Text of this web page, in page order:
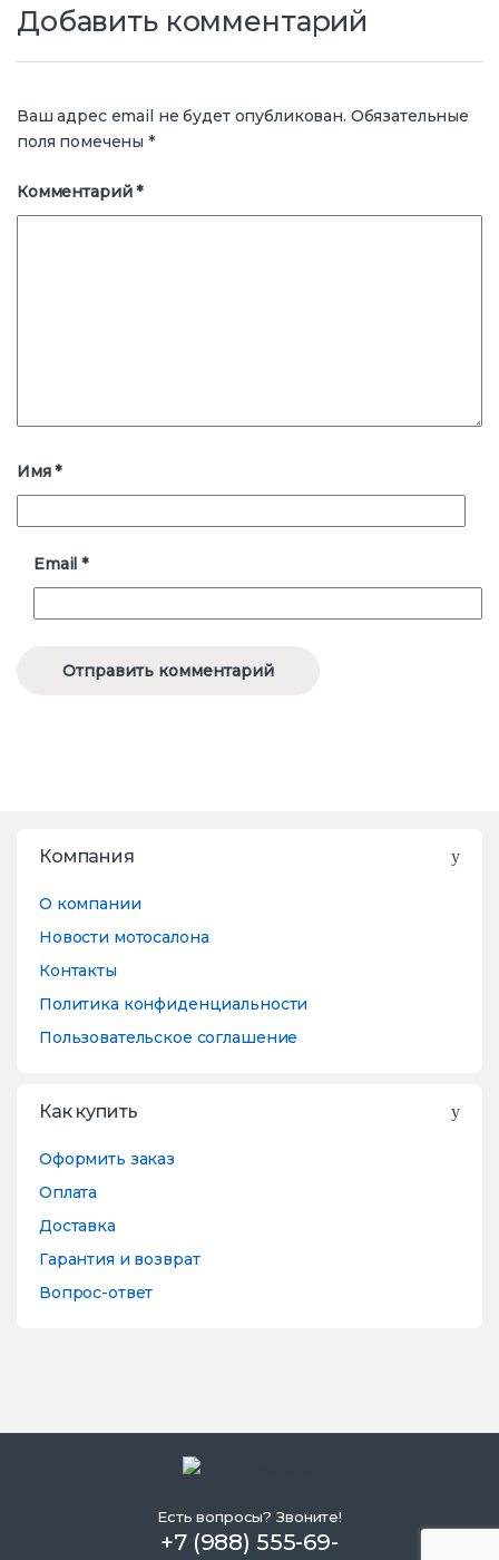
Добавить комментарий
Ваш адрес email не будет опубликован. Обязательные
поля помечены*
Комментарий*
Имя*
Email*
Компания
О компании
Новости мотосалона
Контакты
Политика конфиденциальности
Пользовательское соглашение
Как купить
Оформить заказ
Оплата
Доставка
Гарантия и возврат
Вопрос-ответ
Есть вопросы? Звоните!
+7 (988) 555-69-